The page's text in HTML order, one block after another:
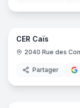
CER Caïs
Partager